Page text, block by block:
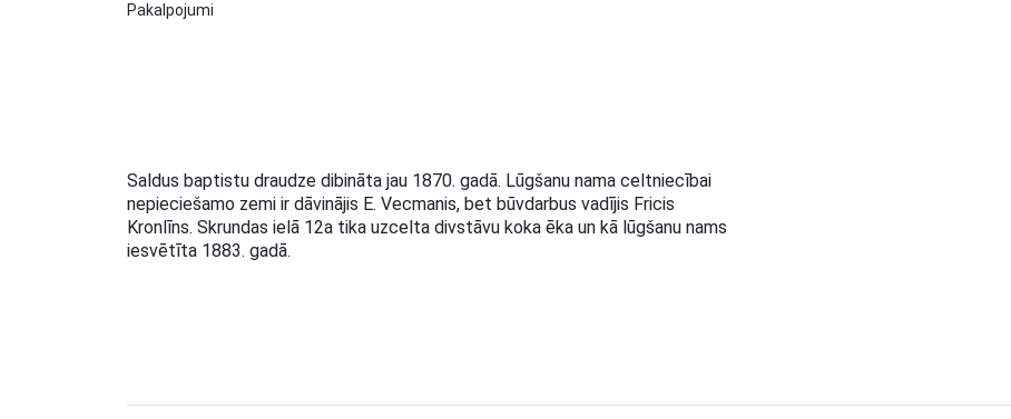
Pakalpojumi
Saldus baptistu draudze dibināta jau 1870. gadā. Lūgšanu nama celtniecībai
nepieciešamo zemi ir dāvinājis E. Vecmanis, bet būvdarbus vadījis Fricis
Kronlīns. Skrundas ielā 12a tika uzcelta divstāvu koka ēka un kā lūgšanu nams
iesvētīta 1883. gadā.